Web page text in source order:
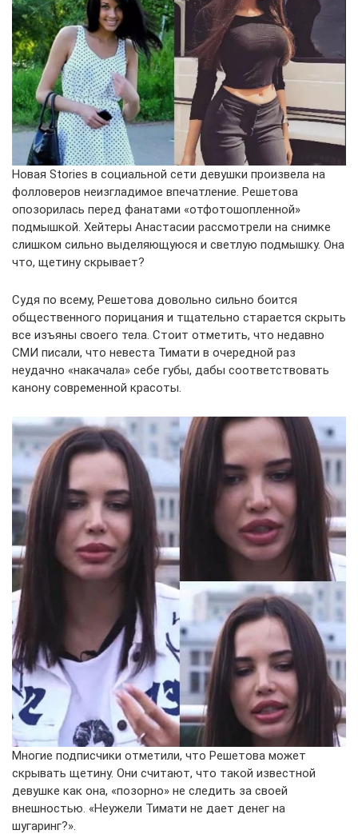
Новая Stories в социальной сети девушки произвела на
фолловеров неизгладимое впечатление. Решетова
опозорилась перед фанатами «отфотошопленной»
подмышкой. Хейтеры Анастасии рассмотрели на снимке
слишком сильно выделяющуюся и светлую подмышку. Она
что, щетину скрывает?
Судя по всему, Решетова довольно сильно боится
общественного порицания и тщательно старается скрыть
все изъяны своего тела. Стоит отметить, что недавно
СМИ писали, что невеста Тимати в очередной раз
неудачно «накачала» себе губы, дабы соответствовать
канону современной красоты.
Многие подписчики отметили, что Решетова может
скрывать щетину. Они считают, что такой известной
девушке как она, «позорно» не следить за своей
внешностью. «Неужели Тимати не дает денег на
шугаринг?».